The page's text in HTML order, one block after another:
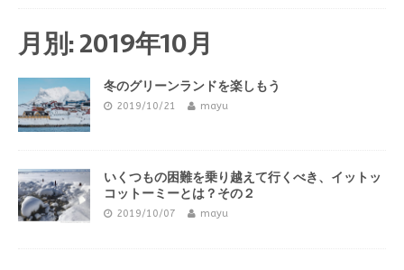
月別: 2019年10月
冬のグリーンランドを楽しもう
2019/10/21 mayu
いくつもの困難を乗り越えて行くべき、イットッ
コットーミーとは？その２
2019/10/07 mayu